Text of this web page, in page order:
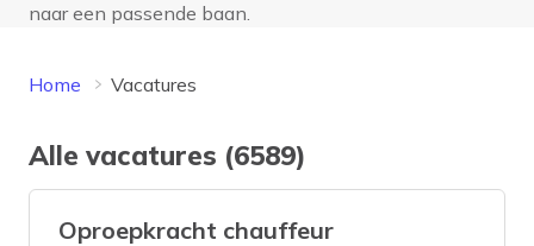
naar een passende baan.
Home Vacatures
Alle vacatures (6589)
Oproepkracht chauffeur